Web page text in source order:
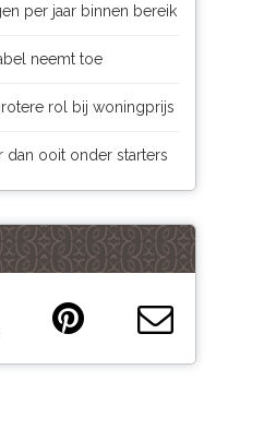
per jaar binnen bereik
neemt toe
rol bij woningprijs
ooit onder starters